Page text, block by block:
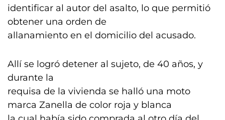
identificar al autor del asalto, lo que permitió
obtener una orden de
allanamiento en el domicilio del acusado.
Allí se logró detener al sujeto, de 40 años, y
durante la
requisa de la vivienda se halló una moto
marca Zanella de color roja y blanca